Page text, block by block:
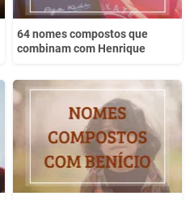
64 nomes compostos que
combinam com Henrique